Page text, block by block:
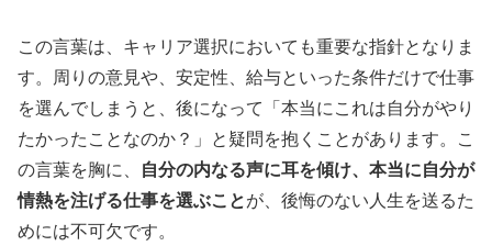
この言葉は、キャリア選択においても重要な指針となりま
す。周りの意見や、安定性、給与といった条件だけで仕事
を選んでしまうと、後になって「本当にこれは自分がやり
たかったことなのか？」と疑問を抱くことがあります。こ
の言葉を胸に、
自分の内なる声に耳を傾け、本当に自分が
情熱を注げる仕事を選ぶことが、後悔のない人生を送るた
めには不可欠です。